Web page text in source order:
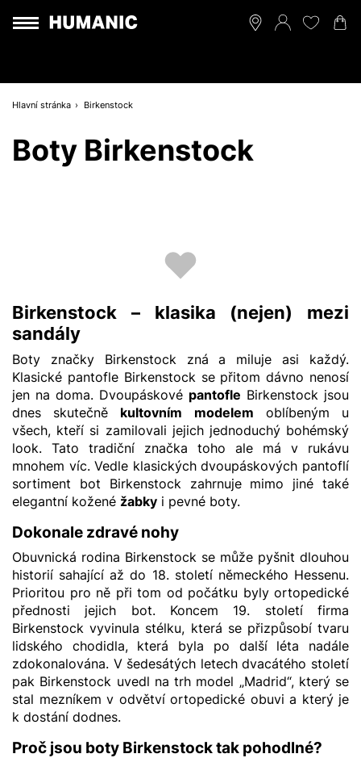
Hlavní stránka Birkenstock
Boty Birkenstock
Birkenstock –⁠ klasika (nejen) mezi
sandály
Boty značky Birkenstock zná a miluje asi každý.
Klasické pantofle Birkenstock se přitom dávno nenosí
jen na doma. Dvoupáskové pantofle Birkenstock jsou
dnes skutečně kultovním modelem oblíbeným u
všech, kteří si zamilovali jejich jednoduchý bohémský
look. Tato tradiční značka toho ale má v rukávu
mnohem víc. Vedle klasických dvoupáskových pantoflí
sortiment bot Birkenstock zahrnuje mimo jiné také
elegantní kožené žabky i pevné boty.
Dokonale zdravé nohy
Obuvnická rodina Birkenstock se může pyšnit dlouhou
historií sahající až do 18. století německého Hessenu.
Prioritou pro ně při tom od počátku byly ortopedické
přednosti jejich bot. Koncem 19. století firma
Birkenstock vyvinula stélku, která se přizpůsobí tvaru
lidského chodidla, která byla po další léta nadále
zdokonalována. V šedesátých letech dvacátého století
pak Birkenstock uvedl na trh model „Madrid“, který se
stal mezníkem v odvětví ortopedické obuvi a který je
k dostání dodnes.
Proč jsou boty Birkenstock tak pohodlné?